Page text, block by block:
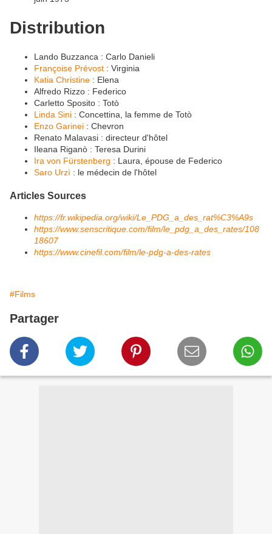
Distribution
Lando Buzzanca : Carlo Danieli
Françoise Prévost : Virginia
Katia Christine : Elena
Alfredo Rizzo : Federico
Carletto Sposito : Totò
Linda Sini : Concettina, la femme de Totò
Enzo Garinei : Chevron
Renato Malavasi : directeur d'hôtel
Ileana Riganò : Teresa Durini
Ira von Fürstenberg : Laura, épouse de Federico
Saro Urzì : le médecin de l'hôtel
Articles Sources
https://fr.wikipedia.org/wiki/Le_PDG_a_des_rat%C3%A9s
https://www.senscritique.com/film/le_pdg_a_des_rates/108
18607
https://www.cinefil.com/film/le-pdg-a-des-rates
#Films
Partager